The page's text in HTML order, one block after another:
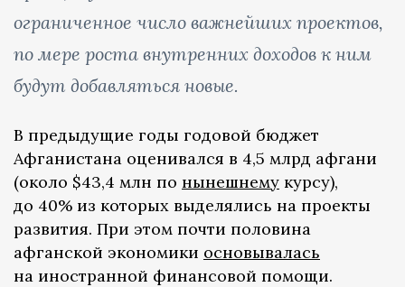
ограниченное число важнейших проектов,
по мере роста внутренних доходов к ним
будут добавляться новые.
В предыдущие годы годовой бюджет
Афганистана оценивался в 4,5 млрд афгани
(около $43,4 млн по нынешнему курсу),
до 40% из которых выделялись на проекты
развития. При этом почти половина
афганской экономики основывалась
на иностранной финансовой помощи.